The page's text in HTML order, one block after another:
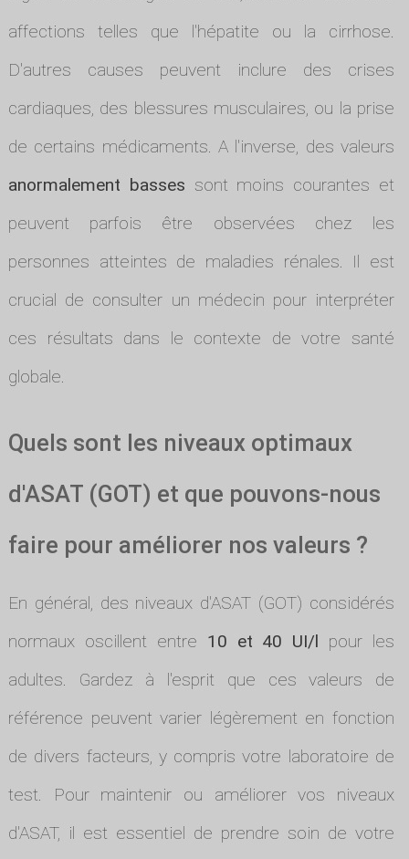
affections telles que l'hépatite ou la cirrhose.
D'autres causes peuvent inclure des crises
cardiaques, des blessures musculaires, ou la prise
de certains médicaments. A l'inverse, des valeurs
anormalement basses sont moins courantes et
peuvent parfois être observées chez les
personnes atteintes de maladies rénales. Il est
crucial de consulter un médecin pour interpréter
ces résultats dans le contexte de votre santé
globale.
Quels sont les niveaux optimaux
d'ASAT (GOT) et que pouvons-nous
faire pour améliorer nos valeurs ?
En général, des niveaux d'ASAT (GOT) considérés
normaux oscillent entre 10 et 40 UI/l pour les
adultes. Gardez à l'esprit que ces valeurs de
référence peuvent varier légèrement en fonction
de divers facteurs, y compris votre laboratoire de
test. Pour maintenir ou améliorer vos niveaux
d'ASAT, il est essentiel de prendre soin de votre